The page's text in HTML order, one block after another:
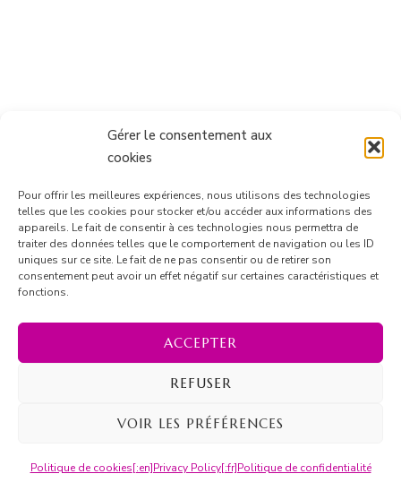
Gérer le consentement aux
cookies
Pour offrir les meilleures expériences, nous utilisons des technologies
telles que les cookies pour stocker et/ou accéder aux informations des
appareils. Le fait de consentir à ces technologies nous permettra de
traiter des données telles que le comportement de navigation ou les ID
uniques sur ce site. Le fait de ne pas consentir ou de retirer son
consentement peut avoir un effet négatif sur certaines caractéristiques et
fonctions.
ACCEPTER
REFUSER
VOIR LES PRÉFÉRENCES
Politique de cookies[:en]Privacy Policy[:fr]Politique de confidentialité
Blossom Recipe | Développé parBlossom Themes
confidentialité